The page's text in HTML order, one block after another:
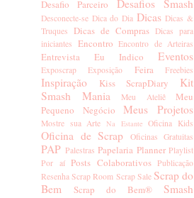
Desafio Parceiro Desafios Smash
Desconecte-se Dica do Dia Dicas Dicas &
Truques
Dicas de Compras Dicas para
iniciantes Encontro Encontro de Arteiras
Entrevista Eu Indico Eventos
Exposcrap Exposição Feira Freebies
Inspiração Kiss ScrapDiary
Kit
Smash Mania
Meu Ateliê
Meu
Pequeno Negócio
Meus Projetos
Mostre sua Arte Na Estante Oficina Kids
Oficina de Scrap Oficinas Gratuitas
PAP Palestras Papelaria Planner Playlist
Por aí
Posts Colaborativos
Publicação
Resenha Scrap Room Scrap Sale Scrap do
Bem
Scrap do Bem® Smash